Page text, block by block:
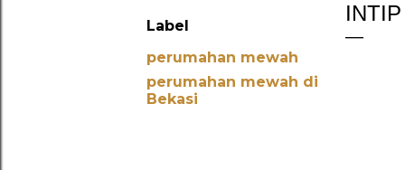
Label
perumahan mewah
perumahan mewah di
Bekasi